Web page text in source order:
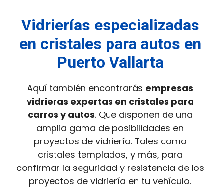
Vidrierías especializadas
en cristales para autos en
Puerto Vallarta
Aquí también encontrarás empresas
vidrieras expertas en cristales para
carros y autos. Que disponen de una
amplia gama de posibilidades en
proyectos de vidriería. Tales como
cristales templados, y más, para
confirmar la seguridad y resistencia de los
proyectos de vidriería en tu vehículo.